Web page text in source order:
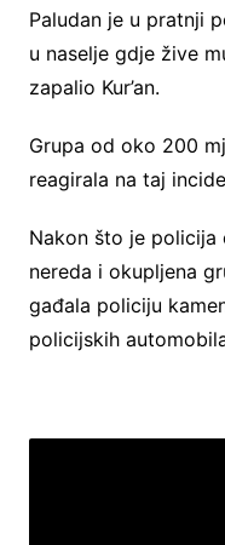
Paludan je u pratnji
u naselje gdje žive
zapalio Kur’an.
Grupa od oko 200
reagirala na taj
Nakon što je
nereda i okupljena
gađala policiju
policijskih